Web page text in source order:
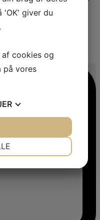
'OK' giver du
cookies og
på vores